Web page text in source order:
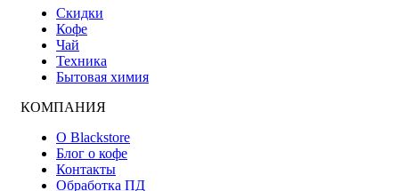
Скидки
Кофе
Чай
Техника
Бытовая химия
КОМПАНИЯ
О Blackstore
Блог о кофе
Контакты
Обработка ПД